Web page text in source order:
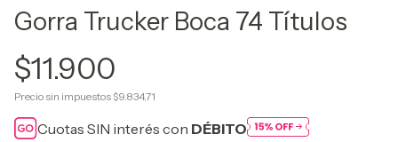
Gorra Trucker Boca 74 Títulos
$11.900
Precio sin impuestos $9.834,71
Cuotas SIN interés con DÉBITO